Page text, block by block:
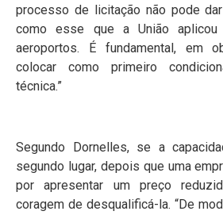
processo de licitação não pode
como esse que a União
aeroportos. É fundamental, em
colocar como primeiro
técnica.”
Segundo Dornelles, se a
segundo lugar, depois que uma
por apresentar um preço
coragem de desqualificá-la. “De